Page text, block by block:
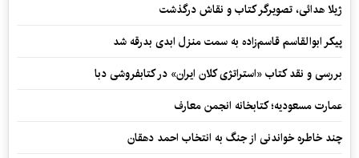
ژیلا هدائی، تصویرگر کتاب و نقاش درگذشت
پیکر ابوالقاسم قاسم‌زاده به سمت منزل ابدی بدرقه شد
بررسی و نقد کتاب «استراتژی کلان ایران» در کتابفروشی دبا
عمارت مسعودیه؛ کتابخانه انجمن معارف
چند خاطره خواندنی از جنگ به انتخاب احمد دهقان